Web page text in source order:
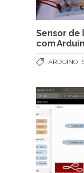
Sensor de
com
ARDUINO